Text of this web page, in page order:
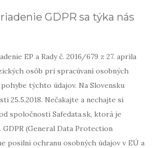
GDPR sa týka nás
EP a Rady č. 2016/679 z 27. apríla
osôb pri spracúvaní osobných
týchto údajov. Na Slovensku
25.5.2018. Nečakajte a nechajte si
spoločnosti Safedata.sk, ktorá je
(General Data Protection
posilní ochranu osobných údajov v EÚ a